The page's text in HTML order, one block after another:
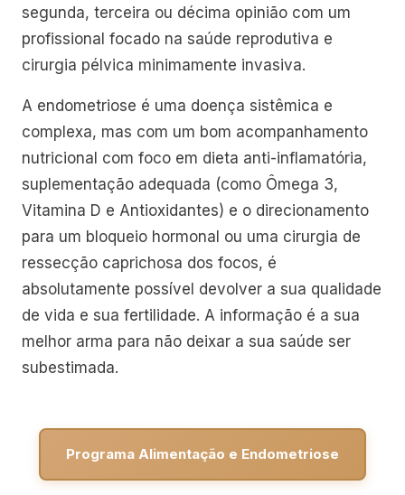
segunda, terceira ou décima opinião com um
profissional focado na saúde reprodutiva e
cirurgia pélvica minimamente invasiva.
A endometriose é uma doença sistêmica e
complexa, mas com um bom acompanhamento
nutricional com foco em dieta anti-inflamatória,
suplementação adequada (como Ômega 3,
Vitamina D e Antioxidantes) e o direcionamento
para um bloqueio hormonal ou uma cirurgia de
ressecção caprichosa dos focos, é
absolutamente possível devolver a sua qualidade
de vida e sua fertilidade. A informação é a sua
melhor arma para não deixar a sua saúde ser
subestimada.
Programa Alimentação e Endometriose